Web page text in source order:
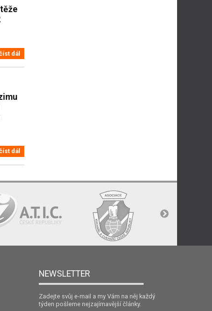
dál
dál
NEWSLETTER
Zadejte svůj e-mail a my Vám na něj každý
týden pošleme nejzajímavější články.